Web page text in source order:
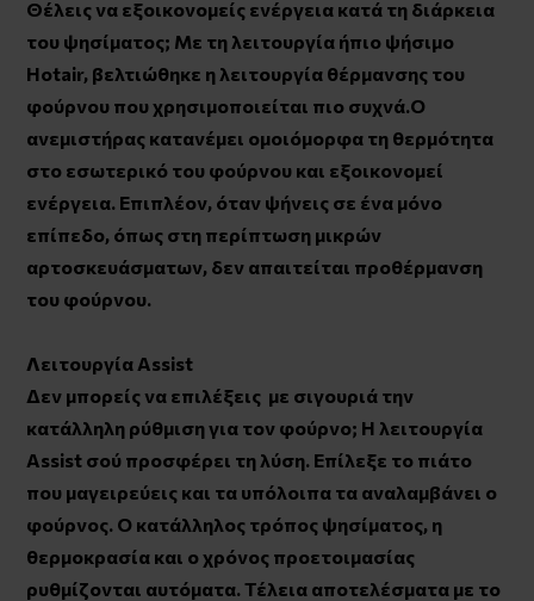
Θέλεις να εξοικονομείς ενέργεια κατά τη διάρκεια
του ψησίματος; Με τη λειτουργία ήπιο ψήσιμο
Hotair, βελτιώθηκε η λειτουργία θέρμανσης του
φούρνου που χρησιμοποιείται πιο συχνά.Ο
ανεμιστήρας κατανέμει ομοιόμορφα τη θερμότητα
στο εσωτερικό του φούρνου και εξοικονομεί
ενέργεια. Επιπλέον, όταν ψήνεις σε ένα μόνο
επίπεδο, όπως στη περίπτωση μικρών
αρτοσκευάσματων, δεν απαιτείται προθέρμανση
του φούρνου.
Λειτουργία Assist
Δεν μπορείς να επιλέξεις με σιγουριά την
κατάλληλη ρύθμιση για τον φούρνο; Η λειτουργία
Assist σού προσφέρει τη λύση. Επίλεξε το πιάτο
που μαγειρεύεις και τα υπόλοιπα τα αναλαμβάνει ο
φούρνος. Ο κατάλληλος τρόπος ψησίματος, η
θερμοκρασία και ο χρόνος προετοιμασίας
ρυθμίζονται αυτόματα. Τέλεια αποτελέσματα με το